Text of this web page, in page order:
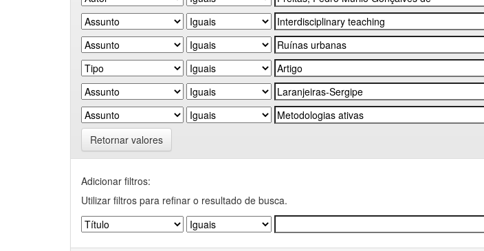
Retornar valores
Adicionar filtros:
Utilizar filtros para refinar o resultado de busca.